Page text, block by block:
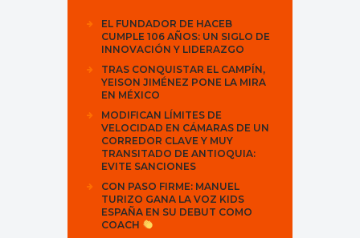
EL FUNDADOR DE HACEB
CUMPLE 106 AÑOS: UN SIGLO DE
INNOVACIÓN Y LIDERAZGO
TRAS CONQUISTAR EL CAMPÍN,
YEISON JIMÉNEZ PONE LA MIRA
EN MÉXICO
MODIFICAN LÍMITES DE
VELOCIDAD EN CÁMARAS DE UN
CORREDOR CLAVE Y MUY
TRANSITADO DE ANTIOQUIA:
EVITE SANCIONES
CON PASO FIRME: MANUEL
TURIZO GANA LA VOZ KIDS
ESPAÑA EN SU DEBUT COMO
COACH